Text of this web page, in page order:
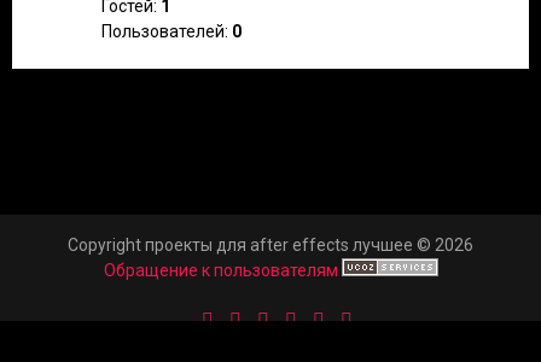
Гостей: 1
Пользователей: 0
Copyright проекты для after effects лучшее © 2026
Обращение к пользователям